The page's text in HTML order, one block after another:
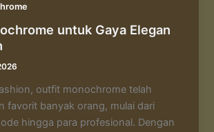
untuk Gaya Elegan
outfit monochrome telah
favorit banyak orang, mulai dari
hingga para profesional. Dengan